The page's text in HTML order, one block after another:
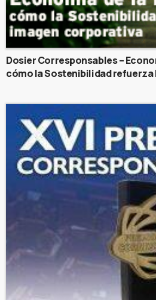
Dosier Corresponsables –
cómo la Sostenibilidad